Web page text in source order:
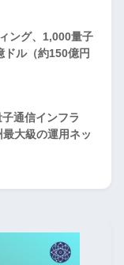
ング、1,000量子
ドル（約150億円
通信インフラ
最大級の運用ネッ